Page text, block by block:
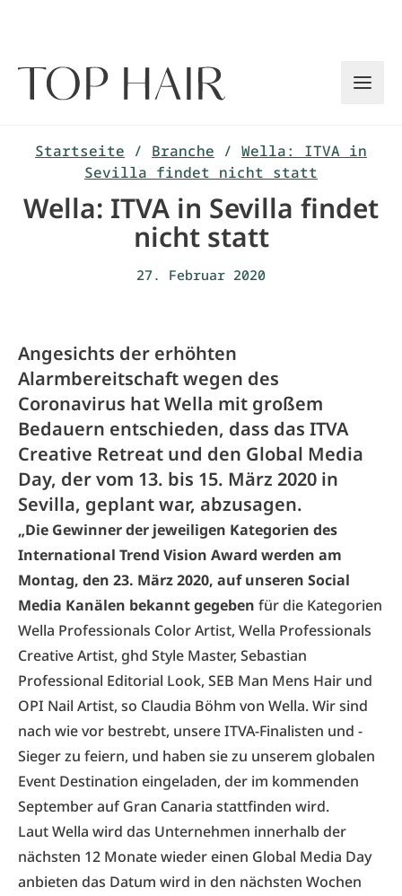
Startseite / Branche / Wella: ITVA in
Sevilla findet nicht statt
Wella: ITVA in Sevilla findet
nicht statt
27. Februar 2020
Angesichts der erhöhten
Alarmbereitschaft wegen des
Coronavirus hat Wella mit großem
Bedauern entschieden, dass das ITVA
Creative Retreat und den Global Media
Day, der vom 13. bis 15. März 2020 in
Sevilla, geplant war, abzusagen.
„Die Gewinner der jeweiligen Kategorien des
International Trend Vision Award werden am
Montag, den 23. März 2020, auf unseren Social
Media Kanälen bekannt gegeben für die Kategorien
Wella Professionals Color Artist, Wella Professionals
Creative Artist, ghd Style Master, Sebastian
Professional Editorial Look, SEB Man Mens Hair und
OPI Nail Artist, so Claudia Böhm von Wella. Wir sind
nach wie vor bestrebt, unsere ITVA-Finalisten und -
Sieger zu feiern, und haben sie zu unserem globalen
Event Destination eingeladen, der im kommenden
September auf Gran Canaria stattfinden wird.
Laut Wella wird das Unternehmen innerhalb der
nächsten 12 Monate wieder einen Global Media Day
anbieten das Datum wird in den nächsten Wochen